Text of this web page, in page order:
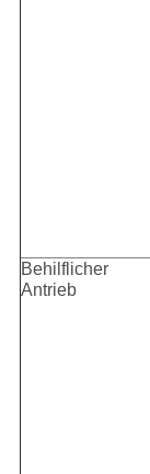
Behilflicher
Antrieb